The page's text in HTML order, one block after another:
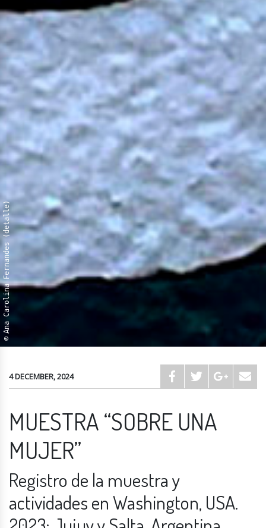
Ana Carolina Fernandes (detalle)
4 DECEMBER, 2024
MUESTRA “SOBRE UNA
MUJER”
Registro de la muestra y
actividades en Washington, USA.